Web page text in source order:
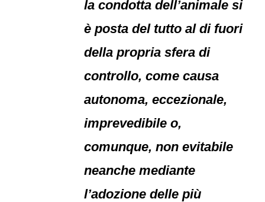
la condotta dell’animale si
è posta del tutto al di fuori
della propria sfera di
controllo, come causa
autonoma, eccezionale,
imprevedibile o,
comunque, non evitabile
neanche mediante
l’adozione delle più